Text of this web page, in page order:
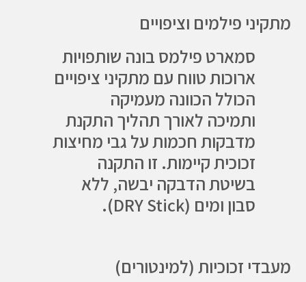
מתקיני פילמים וציפויים
סמארט פילמס בונה שותפויות
ארוכות טווח עם מתקיני ציפויים
הכולל הכוונה מעמיקה
ותמיכה לאורך תהליך התקנת
מדבקות חכמות על גבי מחיצות
זכוכית קיימות. זו התקנה
בשיטת הדבקה יבשה, ללא
סבון ומים (DRY Stick).
מעבדי זכוכיות (למינטורים)